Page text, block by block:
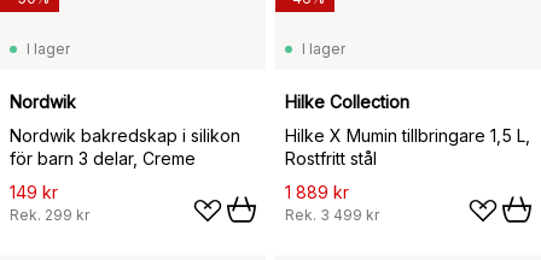
I lager
Nordwik
Nordwik bakredskap i silikon
för barn 3 delar, Creme
149 kr
Rek. 299 kr
I lager
Hilke Collection
Hilke X Mumin tillbringare 1,5 L,
Rostfritt stål
1 889 kr
Rek. 3 499 kr